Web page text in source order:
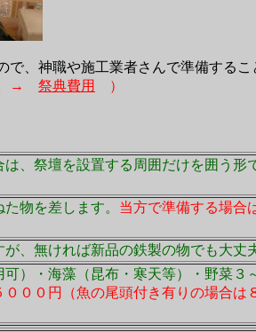
、神職や施工業者さんで準備するこ
。→ 祭典費用 ）
、祭壇を設置する周囲だけを囲う形
物を差します。 当方で準備する場合
、無ければ新品の鉄製の物でも大丈
）・海藻（昆布・寒天等）・野菜３
００円（魚の尾頭付き有りの場合